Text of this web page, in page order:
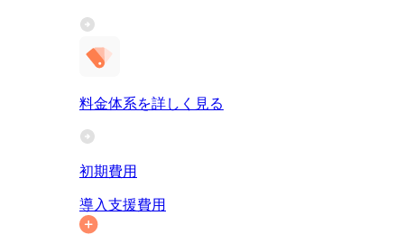
料金体系を詳しく見る
初期費用
導入支援費用